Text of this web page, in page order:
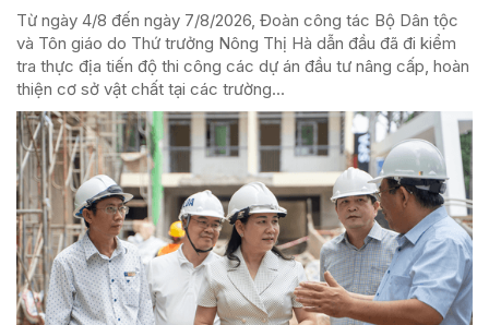
Từ ngày 4/8 đến ngày 7/8/2026, Đoàn công tác Bộ Dân tộc
và Tôn giáo do Thứ trưởng Nông Thị Hà dẫn đầu đã đi kiểm
tra thực địa tiến độ thi công các dự án đầu tư nâng cấp, hoàn
thiện cơ sở vật chất tại các trường...